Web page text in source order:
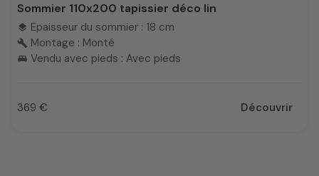
Sommier 110x200 tapissier déco lin
layers Epaisseur du sommier : 18 cm
build Montage : Monté
king_bed Vendu avec pieds : Avec pieds
Prix
369 € Découvrir